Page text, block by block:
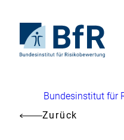
Seiteninhalt
springenStartseite
von
Brotkrumennavigation
Bundesinstitut für
Zurück